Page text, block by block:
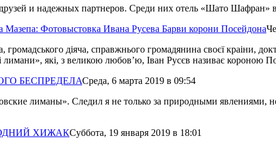
и надежных партнеров. Среди них отель «Шато Шафран» в
Мазепа: Фотовыстовка Ивана Русева Барви корони Посейдона
діяча, справжнього громадянина своєї краіни,
які, з великою любов’ю, Іван Русєв називає короною
БЕСПРЕДЕЛАСреда, 6 марта 2019 в 09:54
лиманы». Следил я не только за природными явлениями,
ХИЖАКСуббота, 19 января 2019 в 18:01